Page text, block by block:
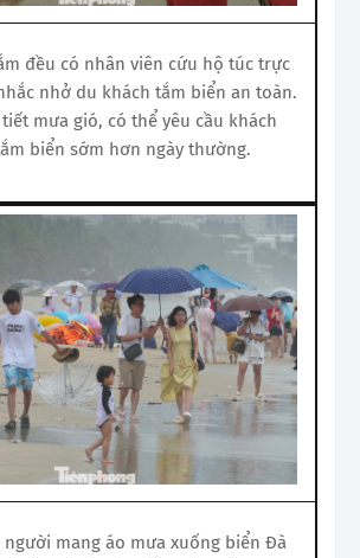
đều có nhân viên cứu hộ túc trực
nhở du khách tắm biển an toàn.
mưa gió, có thể yêu cầu khách
biển sớm hơn ngày thường.
người mang áo mưa xuống biển Đà